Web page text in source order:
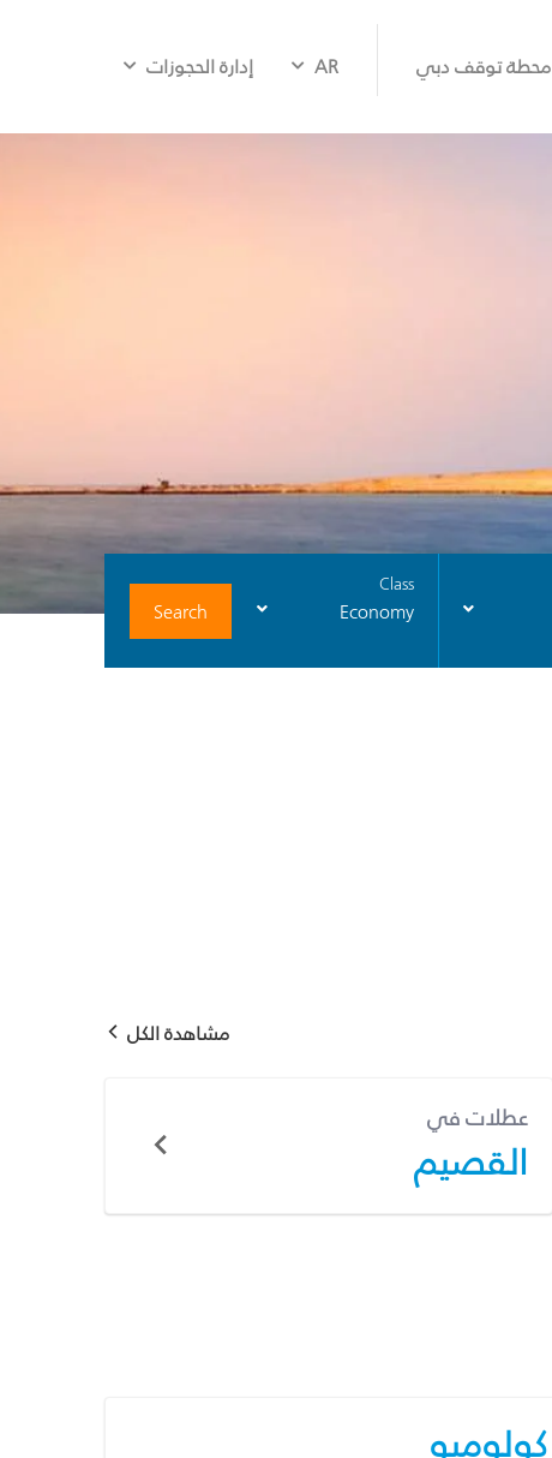
محطة توقف دبي AR إدارة الحجوزات
Class
Economy
Search
مشاهدة الكل
عطلات في
القصيم
كولومبو